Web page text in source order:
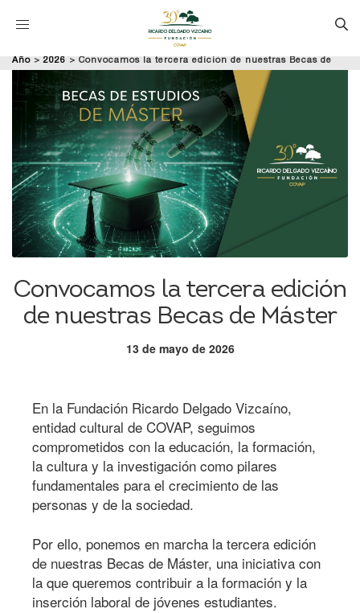
Año >2026 >Convocamos la tercera edición de nuestras Becas de
Máster
Convocamos la tercera edición
de nuestras Becas de Máster
13 de mayo de 2026
En la Fundación Ricardo Delgado Vizcaíno,
entidad cultural de COVAP, seguimos
comprometidos con la educación, la formación,
la cultura y la investigación como pilares
fundamentales para el crecimiento de las
personas y de la sociedad.
Por ello, ponemos en marcha la tercera edición
de nuestras Becas de Máster, una iniciativa con
la que queremos contribuir a la formación y la
inserción laboral de jóvenes estudiantes.